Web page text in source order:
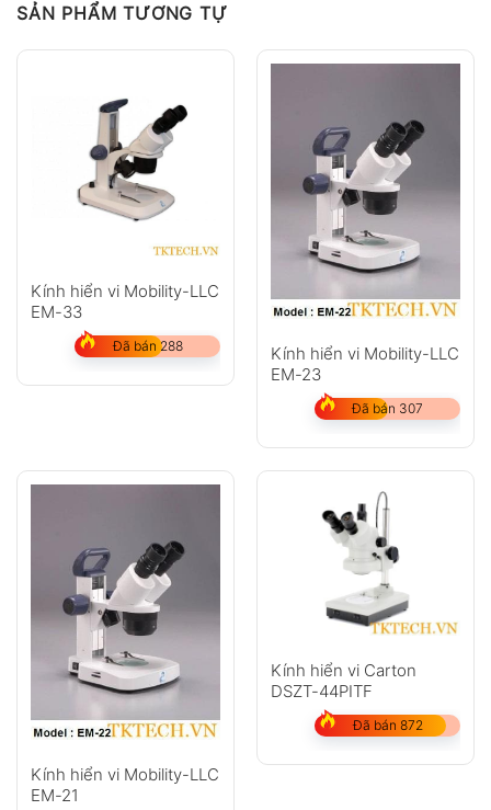
Chị
SẢN PHẨM TƯƠNG TỰ
Kính hiển vi Mobility-LLC
EM-33
Đã bán 288
Kính hiển vi Mobility-LLC
EM-23
Đã bán 307
Kính hiển vi Mobility-LLC
EM-21
Kính hiển vi Carton
DSZT-44PITF
Đã bán 872